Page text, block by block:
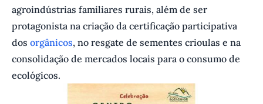
agroindústrias familiares rurais, além de ser
protagonista na criação da certificação participativa
dos orgânicos, no resgate de sementes crioulas e na
consolidação de mercados locais para o consumo de
ecológicos.